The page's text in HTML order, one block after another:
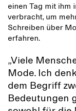
einen Tag mit ihm
verbracht, um
Schreiben über
erfahren.
„Viele
Mode. Ich
dem Begriff
Bedeutungen